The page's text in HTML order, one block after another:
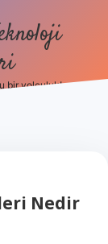
bir yolculuk!
Nedir